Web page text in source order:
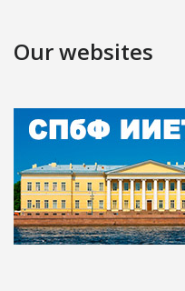
Our websites